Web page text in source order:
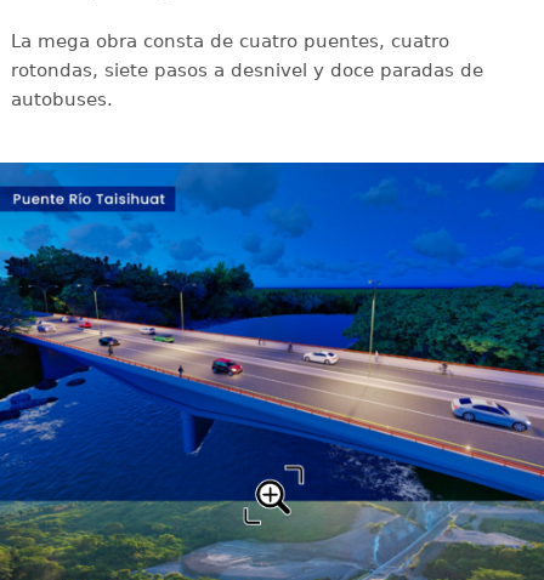
La mega obra consta de cuatro puentes, cuatro
rotondas, siete pasos a desnivel y doce paradas de
autobuses.